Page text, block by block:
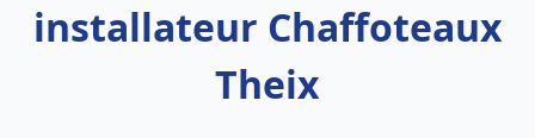
installateur Chaffoteaux
Theix